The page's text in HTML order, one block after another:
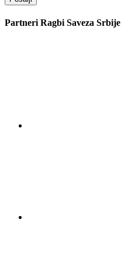
Partneri Ragbi Saveza Srbije